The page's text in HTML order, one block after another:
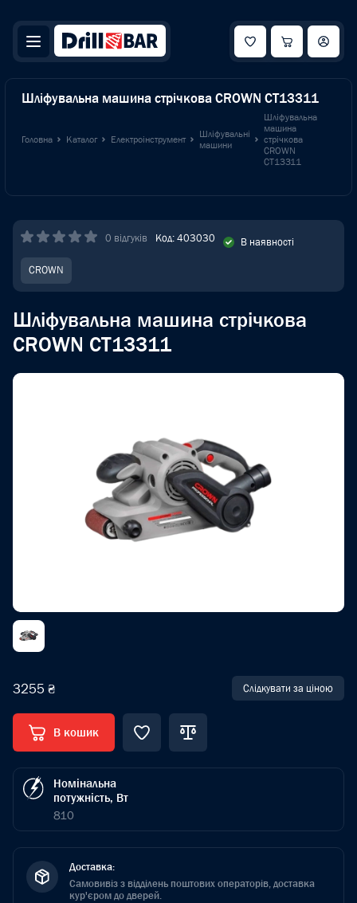
Шліфувальна машина стрічкова CROWN CT13311
Головна Каталог Електроінструмент
Шліфувальні
машини
Шліфувальна
машина
стрічкова
CROWN
CT13311
0 відгуків Код: 403030 В наявності
CROWN
Шліфувальна машина стрічкова
CROWN CT13311
3255 ₴ Слідкувати за ціною
В кошик
Номінальна
потужність, Вт
810
Доставка:
Самовивіз з відділень поштових операторів, доставка
кур'єром до дверей.